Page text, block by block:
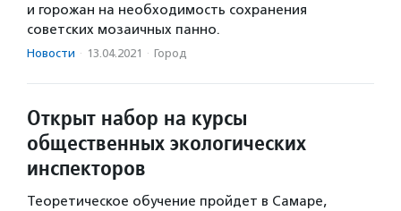
и горожан на необходимость сохранения
советских мозаичных панно.
Новости · 13.04.2021 · Город
Открыт набор на курсы
общественных экологических
инспекторов
Теоретическое обучение пройдет в Самаре,